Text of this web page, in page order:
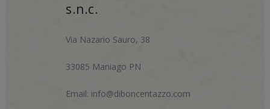
s.n.c.
Via Nazario Sauro, 38
33085 Maniago PN
Email: info@diboncentazzo.com